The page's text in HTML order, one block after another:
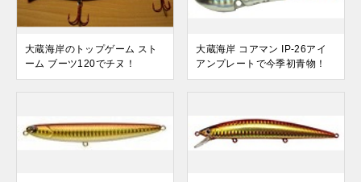
大蔵海岸のトップゲーム スト
ーム ブーツ120でチヌ！
大蔵海岸 コアマン IP-26アイ
アンプレートで今季初青物！